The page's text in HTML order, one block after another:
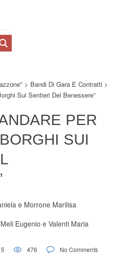
> Bandi Di Gara E Contratti >
Sui Sentieri Del Benessere”
PER
SUI
e Morrone Marilisa
Eugenio e Valenti Maria
476
No Comments